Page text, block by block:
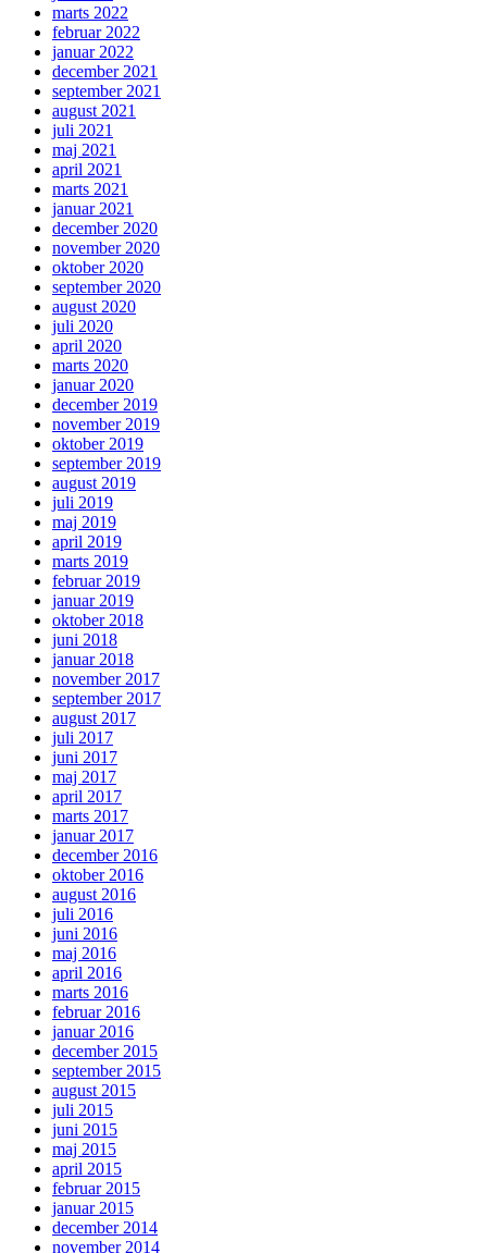
marts 2022
februar 2022
januar 2022
december 2021
september 2021
august 2021
juli 2021
maj 2021
april 2021
marts 2021
januar 2021
december 2020
november 2020
oktober 2020
september 2020
august 2020
juli 2020
april 2020
marts 2020
januar 2020
december 2019
november 2019
oktober 2019
september 2019
august 2019
juli 2019
maj 2019
april 2019
marts 2019
februar 2019
januar 2019
oktober 2018
juni 2018
januar 2018
november 2017
september 2017
august 2017
juli 2017
juni 2017
maj 2017
april 2017
marts 2017
januar 2017
december 2016
oktober 2016
august 2016
juli 2016
juni 2016
maj 2016
april 2016
marts 2016
februar 2016
januar 2016
december 2015
september 2015
august 2015
juli 2015
juni 2015
maj 2015
april 2015
februar 2015
januar 2015
december 2014
november 2014